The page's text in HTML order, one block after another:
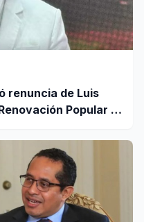
renuncia de Luis
Popular a